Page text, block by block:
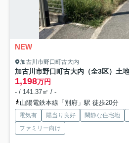
NEW
加古川市野口町古大内
加古川市野口町古大内（全3区）土
1,198万円
- / 141.37㎡ / -
山陽電鉄本線「別府」駅 徒歩20分
電気有 陽当り良好 閑静な住宅地
ファミリー向け